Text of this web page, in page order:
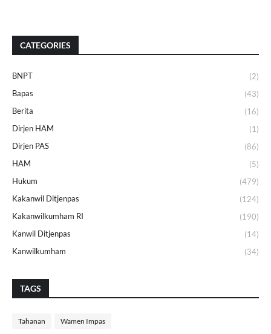
CATEGORIES
BNPT
(2)
Bapas
(43)
Berita
(16)
Dirjen HAM
(1)
Dirjen PAS
(86)
HAM
(5)
Hukum
(479)
Kakanwil Ditjenpas
(124)
Kakanwilkumham RI
(190)
Kanwil Ditjenpas
(14)
Kanwilkumham
(34)
TAGS
Tahanan Wamen Impas